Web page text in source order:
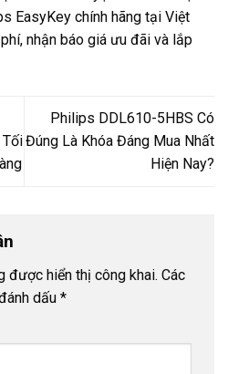
EasyKey chính hãng tại Việt
nhận báo giá ưu đãi và lắp
Philips DDL610-5HBS Có
Đúng Là Khóa Đáng Mua Nhất
Hiện Nay?
được hiển thị công khai. Các
dấu *